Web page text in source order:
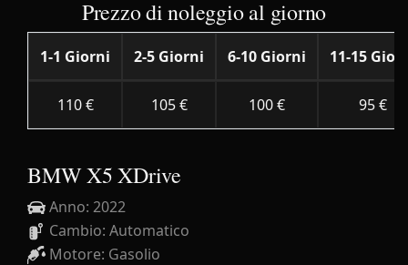
Prezzo di noleggio al giorno
1-1 Giorni 2-5 Giorni 6-10 Giorni 11-15
110 € 105 € 100 € 95 €
BMW X5 XDrive
Anno: 2022
Cambio: Automatico
Motore: Gasolio